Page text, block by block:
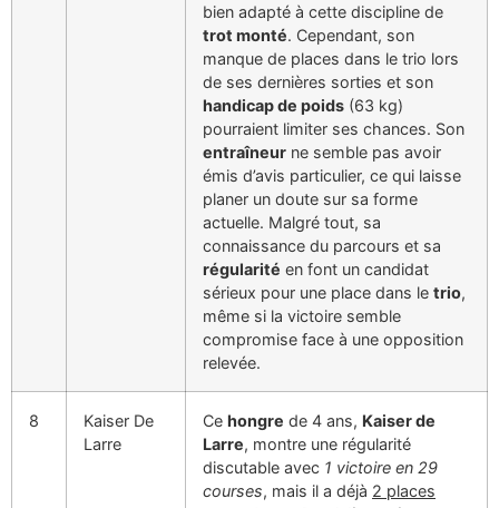
bien adapté à cette discipline de
trot monté. Cependant, son
manque de places dans le trio lors
de ses dernières sorties et son
handicap de poids (63 kg)
pourraient limiter ses chances. Son
entraîneur ne semble pas avoir
émis d’avis particulier, ce qui laisse
planer un doute sur sa forme
actuelle. Malgré tout, sa
connaissance du parcours et sa
régularité en font un candidat
sérieux pour une place dans le trio,
même si la victoire semble
compromise face à une opposition
relevée.
8
Kaiser De
Larre
Ce hongre de 4 ans, Kaiser de
Larre, montre une régularité
discutable avec 1 victoire en 29
courses, mais il a déjà 2 places